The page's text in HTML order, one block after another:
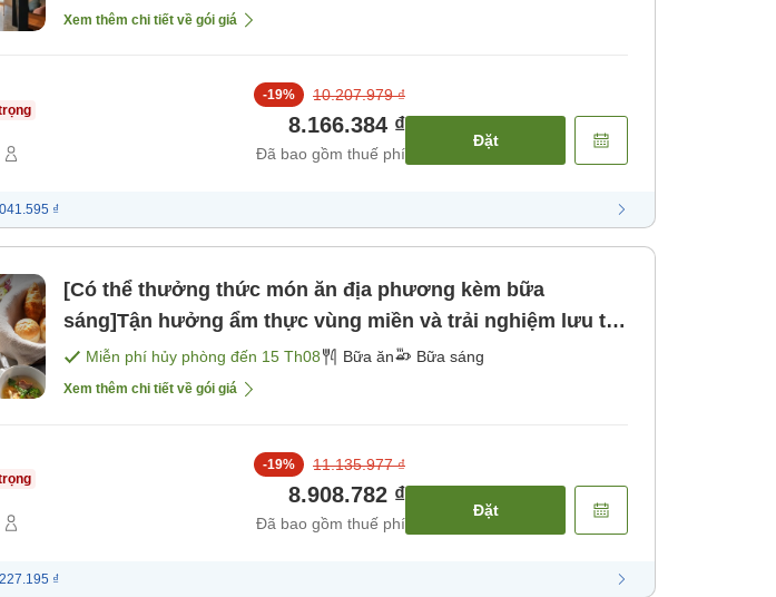
vùng tại bếp đơn giả [Không bao gồm bữa ăn]
Xem thêm chi tiết về gói giá
-19% 10.207.979 ₫
8.166.384 ₫
Đã bao gồm thuế phí
Đặt
₫
[Có thể thưởng thức món ăn địa phương kèm bữa
sáng]Tận hưởng ẩm thực vùng miền và trải nghiệm lưu trú
tại nhà cổ ở vùng đất Mikuni Minato, nơi lưu giữ văn hóa
thuyền Kitamaebune [Bữa sáng]
Miễn phí hủy phòng đến 15 Th08 Bữa ăn Bữa sáng
Xem thêm chi tiết về gói giá
-19% 11.135.977 ₫
8.908.782 ₫
Đã bao gồm thuế phí
Đặt
₫